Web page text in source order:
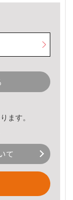
ます。
て